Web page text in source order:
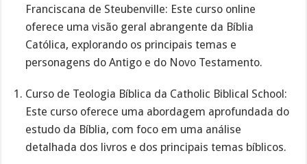
Franciscana de Steubenville: Este curso online
oferece uma visão geral abrangente da Bíblia
Católica, explorando os principais temas e
personagens do Antigo e do Novo Testamento.
Curso de Teologia Bíblica da Catholic Biblical School:
Este curso oferece uma abordagem aprofundada do
estudo da Bíblia, com foco em uma análise
detalhada dos livros e dos principais temas bíblicos.